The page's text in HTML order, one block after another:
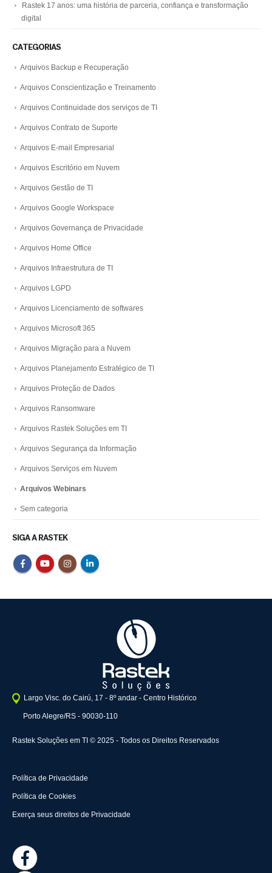
Rastek 17 anos: uma história de parceria, confiança e transformação
digital
CATEGORIAS
Arquivos Backup e Recuperação
Arquivos Conscientização e Treinamento
Arquivos Continuidade dos serviços de TI
Arquivos Contrato de Suporte
Arquivos E-mail Empresarial
Arquivos Escritório em Nuvem
Arquivos Gestão de TI
Arquivos Google Workspace
Arquivos Governança de Privacidade
Arquivos Home Office
Arquivos Infraestrutura de TI
Arquivos LGPD
Arquivos Licenciamento de softwares
Arquivos Microsoft 365
Arquivos Migração para a Nuvem
Arquivos Planejamento Estratégico de TI
Arquivos Proteção de Dados
Arquivos Ransomware
Arquivos Rastek Soluções em TI
Arquivos Segurança da Informação
Arquivos Serviços em Nuvem
Arquivos Webinars
Sem categoria
SIGA A RASTEK
Largo Visc. do Cairú, 17 - 8º andar - Centro Histórico
Porto Alegre/RS - 90030-110
Rastek Soluções em TI © 2025 - Todos os Direitos Reservados
Política de Privacidade
Política de Cookies
Exerça seus direitos de Privacidade